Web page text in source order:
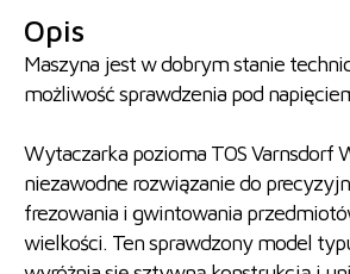
Opis
Maszyna jest w dobrym stanie
możliwość sprawdzenia pod
Wytaczarka pozioma TOS Varnsdorf
niezawodne rozwiązanie do
frezowania i gwintowania
wielkości. Ten sprawdzony model